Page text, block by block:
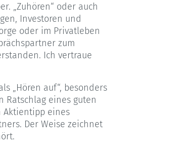
„Zuhören“ oder auch
Investoren und
oder im Privatleben
zum
Ich vertraue
„Hören auf“, besonders
eines guten
Aktientipp eines
Der Weise zeichnet